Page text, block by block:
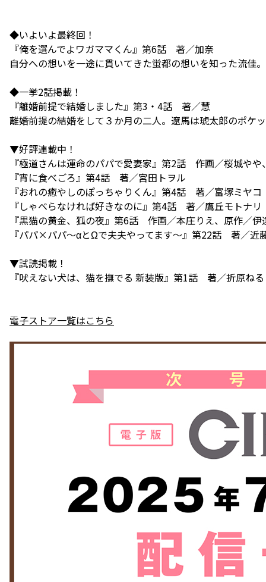
◆いよいよ最終回！
『俺を選んでよワガママくん』第6話 著／加奈
自分への想いを一途に貫いてきた蛍都の想いを知った流
◆一挙2話掲載！
『離婚前提で結婚しました』第3・4話 著／慧
離婚前提の結婚をして３か月の二人。遼馬は琥太郎のポケ
▼好評連載中！
『極道さんは運命のパパで愛妻家』第2話 作画／桜城やや
『宵に食べごろ』第4話 著／宮田トヲル
『おれの癒やしのぽっちゃりくん』第4話 著／富塚ミヤコ
『しゃべらなければ好きなのに』第4話 著／鷹丘モトナリ
『黒猫の黄金、狐の夜』第6話 作画／本庄りえ、原作／
『パパ×パパ～αとΩで夫夫やってます～』第22話 著／近
▼試読掲載！
『吠えない犬は、猫を撫でる 新装版』第1話 著／折原ねる
電子ストア一覧はこちら